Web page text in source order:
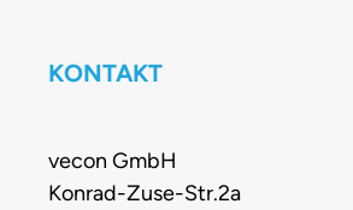
KONTAKT
vecon GmbH
Konrad-Zuse-Str.2a